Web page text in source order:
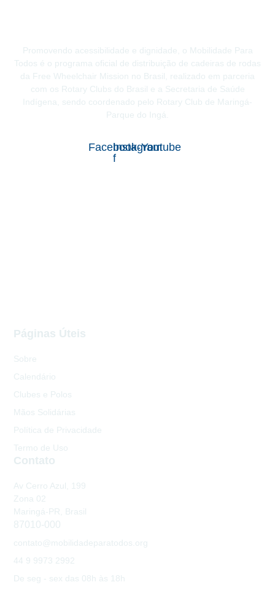
Promovendo acessibilidade e dignidade, o Mobilidade Para
Todos é o programa oficial de distribuição de cadeiras de rodas
da Free Wheelchair Mission no Brasil, realizado em parceria
com os Rotary Clubs do Brasil e a Secretaria de Saúde
Indígena, sendo coordenado pelo Rotary Club de Maringá-
Parque do Ingá.
Facebook-
f
InstagramYoutube
Páginas Úteis
Sobre
Calendário
Clubes e Polos
Mãos Solidárias
Política de Privacidade
Termo de Uso
Contato
Av Cerro Azul, 199
Zona 02
Maringá-PR, Brasil
87010-000
contato@mobilidadeparatodos.org
44 9 9973 2992
De seg - sex das 08h às 18h